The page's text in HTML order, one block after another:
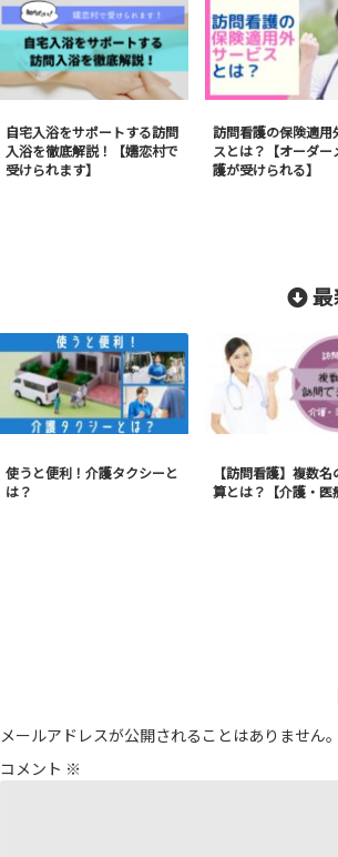
自宅入浴をサポートする訪問
入浴を徹底解説！【嬬恋村で
受けられます】
訪問看護の保険適用
スとは？【オーダー
護が受けられる】
最
使うと便利！介護タクシーと
は？
【訪問看護】複数
算とは？【介護・医
メールアドレスが公開されることはありません。
コメント ※